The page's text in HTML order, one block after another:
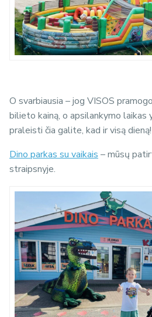
O svarbiausia – jog VISOS
bilieto kainą, o apsilankymo laikas
praleisti čia galite, kad ir visą dieną!
Dino parkas su vaikais – mūsų
straipsnyje.